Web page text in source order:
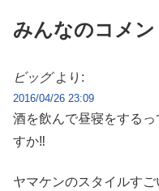
みんなのコメン
ビッグ より:
2016/04/26 23:09
酒を飲んで昼寝をする
すか‼︎
ヤマケンのスタイルす